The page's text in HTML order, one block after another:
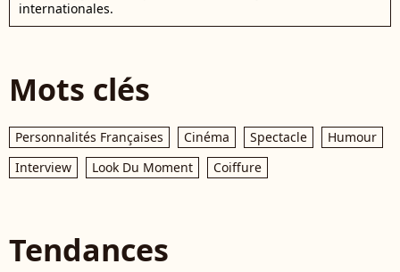
internationales.
Mots clés
Personnalités Françaises Cinéma Spectacle
Humour
Interview
Look Du Moment Coiffure
Tendances